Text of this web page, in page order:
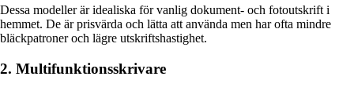
Dessa modeller är idealiska för vanlig dokument- och fotoutskrift i
hemmet. De är prisvärda och lätta att använda men har ofta mindre
bläckpatroner och lägre utskriftshastighet.
2. Multifunktionsskrivare